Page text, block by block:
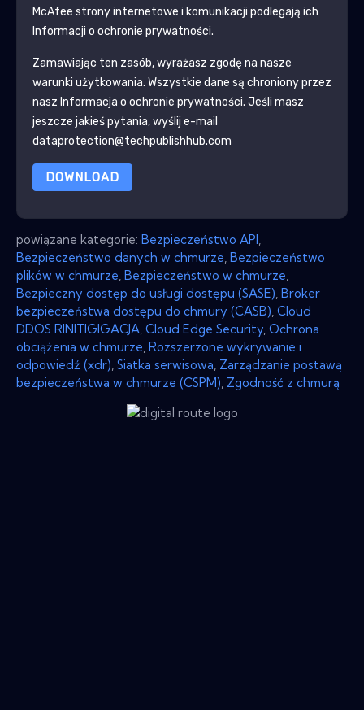
McAfee strony internetowe i komunikacji podlegają ich
Informacji o ochronie prywatności.
Zamawiając ten zasób, wyrażasz zgodę na nasze
warunki użytkowania. Wszystkie dane są chroniony przez
nasz Informacja o ochronie prywatności. Jeśli masz
jeszcze jakieś pytania, wyślij e-mail
dataprotection@techpublishhub.com
DOWNLOAD
powiązane kategorie: Bezpieczeństwo API ,
Bezpieczeństwo danych w chmurze, Bezpieczeństwo
plików w chmurze, Bezpieczeństwo w chmurze,
Bezpieczny dostęp do usługi dostępu (SASE), Broker
bezpieczeństwa dostępu do chmury (CASB), Cloud
DDOS RINITIGIGACJA, Cloud Edge Security, Ochrona
obciążenia w chmurze, Rozszerzone wykrywanie i
odpowiedź (xdr), Siatka serwisowa, Zarządzanie postawą
bezpieczeństwa w chmurze (CSPM), Zgodność z chmurą